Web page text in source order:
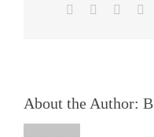
Facebook
TwitterReddit
About the Author: